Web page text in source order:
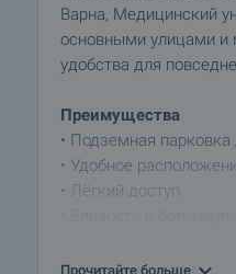
Варна, Медицинский
основными улицами и
удобства для
Преимущества
• Подземная
• Удобное
• Лёгкий доступ
Прочитайте больше